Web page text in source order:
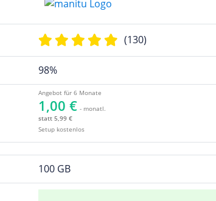
(130)
98%
Angebot für 6 Monate
1,00 € - monatl.
statt 5,99 €
Setup kostenlos
100 GB